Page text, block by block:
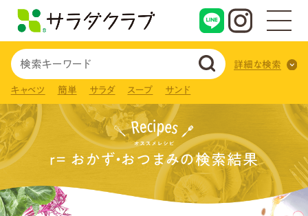
r= おかず・おつまみの検索結果
詳細な検索
キャベツ 簡単 サラダ スープ サンド